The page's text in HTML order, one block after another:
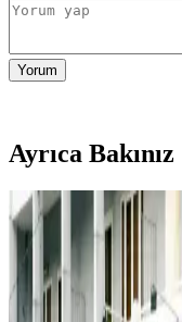
Yorum
Ayrıca Bakınız
Kadınlar İçin Şık
ve Şık Kombinler
Kadınlar için
detaylarıyla tarzınızı